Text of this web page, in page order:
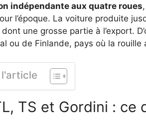
indépendante aux quatre roues
l’époque. La voiture produite
une grosse partie à l’export.
ou de Finlande, pays où la rouille
l'article
TS et Gordini : ce